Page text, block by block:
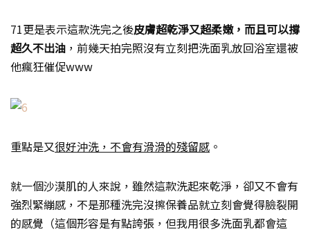
71更是表示這款洗完之後皮膚超乾淨又超柔嫩，而且可以撐
超久不出油 ，前幾天拍完照沒有立刻把洗面乳放回浴室還被
他瘋狂催促www
重點是又很好沖洗，不會有滑滑的殘留感 。
就一個沙漠肌的人來說，雖然這款洗起來乾淨，卻又不會有
強烈緊繃感，不是那種洗完沒擦保養品就立刻會覺得臉裂開
的感覺（這個形容是有點誇張，但我用很多洗面乳都會這